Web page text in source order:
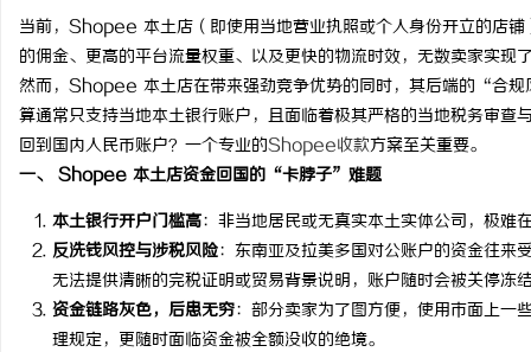
当前，Shopee 本土店（即使用当地营业执照或个人身份开立的店
的佣金、更高的平台流量权重、以及更快的物流时效，无数卖家实现
然而，Shopee 本土店在带来强劲竞争优势的同时，其后端的“合
算通常只支持当地本土银行账户，且面临着极其严格的当地税务审
回到国内人民币账户？一个专业的Shopee收款方案至关重要。
一、 Shopee 本土店资金回国的“卡脖子”难题
本土银行开户门槛高：非当地居民或无真实本土实体公司，极难
反洗钱风控与涉税风险：东南亚及拉美多国对公账户的资金往来
无法提供清晰的完税证明或贸易背景说明，账户随时会被关停冻
资金链路灰色，后患无穷：部分卖家为了图方便，使用市面上一
理规定，更随时面临资金被全额没收的绝境。